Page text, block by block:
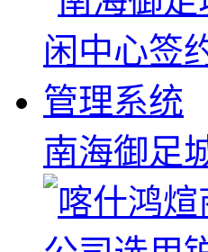
南海御足